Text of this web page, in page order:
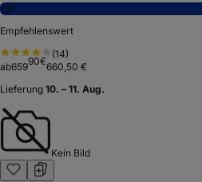
7,0
Empfehlenswert
(14)
ab65990€660,50 €
Lieferung 10. – 11. Aug.
Kein Bild